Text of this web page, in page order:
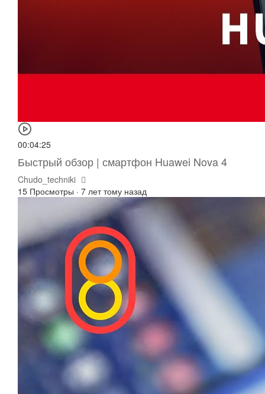
00:04:25
Быстрый обзор | смартфон Huawei Nova 4
Chudo_techniki
15 Просмотры · 7 лет тому назад